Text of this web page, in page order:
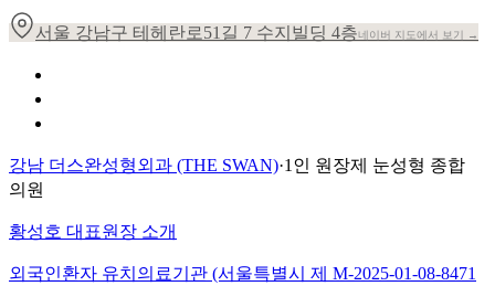
서울 강남구 테헤란로51길 7 수지빌딩 4층네이버 지도에서 보기 →
강남 더스완성형외과 (THE SWAN)·1인 원장제 눈성형 종합
의원
황성호 대표원장 소개
외국인환자 유치의료기관 (서울특별시 제 M-2025-01-08-8471